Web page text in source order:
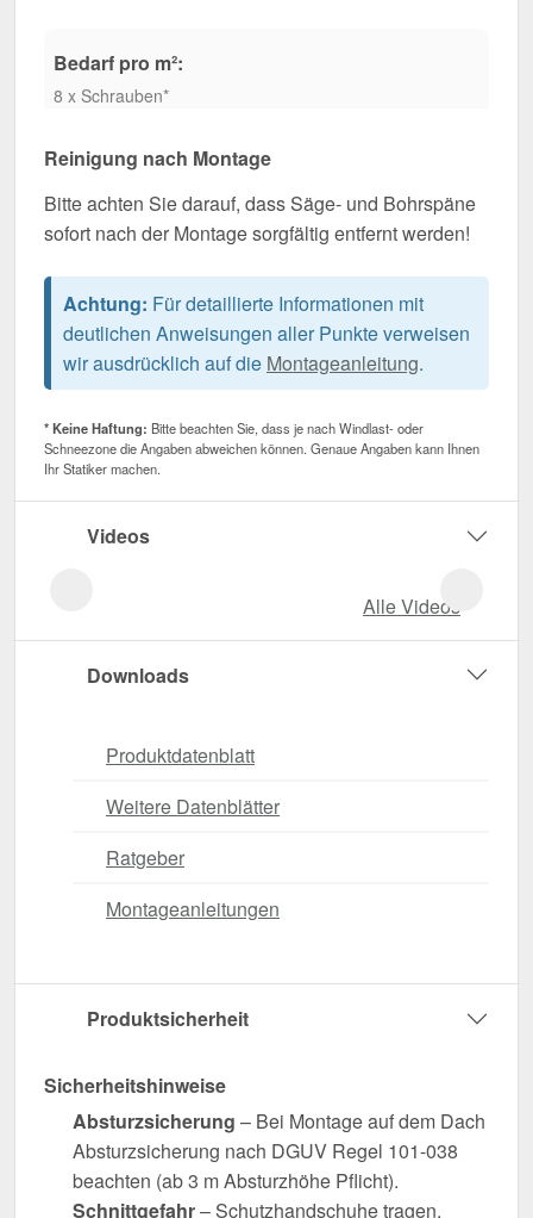
Bedarf pro m²:
8 x Schrauben*
Reinigung nach Montage
Bitte achten Sie darauf, dass Säge- und Bohrspäne
sofort nach der Montage sorgfältig entfernt werden!
Achtung: Für detaillierte Informationen mit
deutlichen Anweisungen aller Punkte verweisen
wir ausdrücklich auf die Montageanleitung.
* Keine Haftung: Bitte beachten Sie, dass je nach Windlast- oder
Schneezone die Angaben abweichen können. Genaue Angaben kann Ihnen
Ihr Statiker machen.
Videos
Alle Videos
Downloads
Produktdatenblatt
Weitere Datenblätter
Ratgeber
Montageanleitungen
Produktsicherheit
Sicherheitshinweise
Absturzsicherung – Bei Montage auf dem Dach
Absturzsicherung nach DGUV Regel 101-038
beachten (ab 3 m Absturzhöhe Pflicht).
Schnittgefahr– Schutzhandschuhe tragen.